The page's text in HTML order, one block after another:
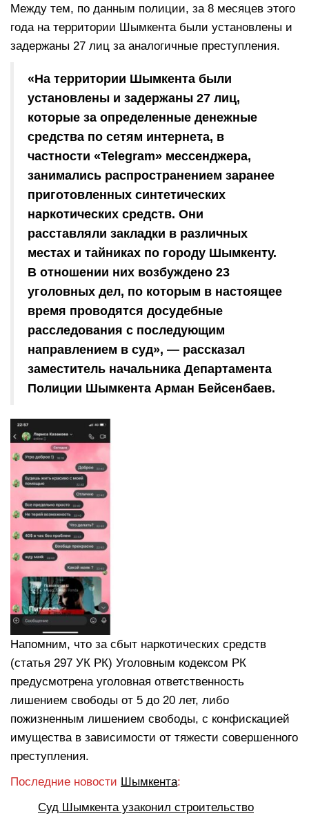
Между тем, по данным полиции, за 8 месяцев этого
года на территории Шымкента были установлены и
задержаны 27 лиц за аналогичные преступления.
«На территории Шымкента были
установлены и задержаны 27 лиц,
которые за определенные денежные
средства по сетям интернета, в
частности «Telegram» мессенджера,
занимались распространением заранее
приготовленных синтетических
наркотических средств. Они
расставляли закладки в различных
местах и тайниках по городу Шымкенту.
В отношении них возбуждено 23
уголовных дел, по которым в настоящее
время проводятся досудебные
расследования с последующим
направлением в суд», — рассказал
заместитель начальника Департамента
Полиции Шымкента Арман Бейсенбаев.
Напомним, что за сбыт наркотических средств
(статья 297 УК РК) Уголовным кодексом РК
предусмотрена уголовная ответственность
лишением свободы от 5 до 20 лет, либо
пожизненным лишением свободы, с конфискацией
имущества в зависимости от тяжести совершенного
преступления.
Последние новости Шымкента:
Суд Шымкента узаконил строительство